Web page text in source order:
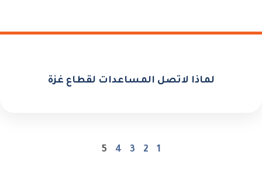
لماذا لاتصل المساعدات لقطاع غزة
1
2
3
4
5